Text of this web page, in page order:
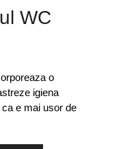
WC
o
igiena
e mai usor de